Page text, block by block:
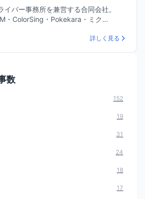
イバー事務所を兼営する合同会社。
・ColorSing・Pokekara・ミク…
詳しく見る
数
152
19
31
24
18
17